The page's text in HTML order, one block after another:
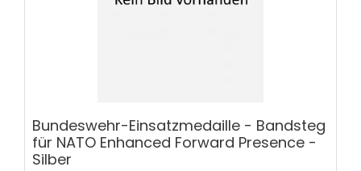
Bundeswehr-Einsatzmedaille - Bandsteg
für NATO Enhanced Forward Presence -
Silber